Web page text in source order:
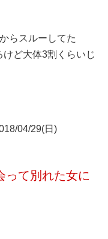
らスルーしてた
ど大体3割くらいじ
04/29(日)
って別れた女に